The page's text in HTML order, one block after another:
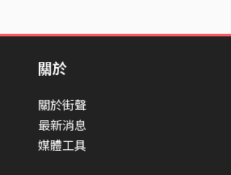
關於
關於街聲
最新消息
媒體工具